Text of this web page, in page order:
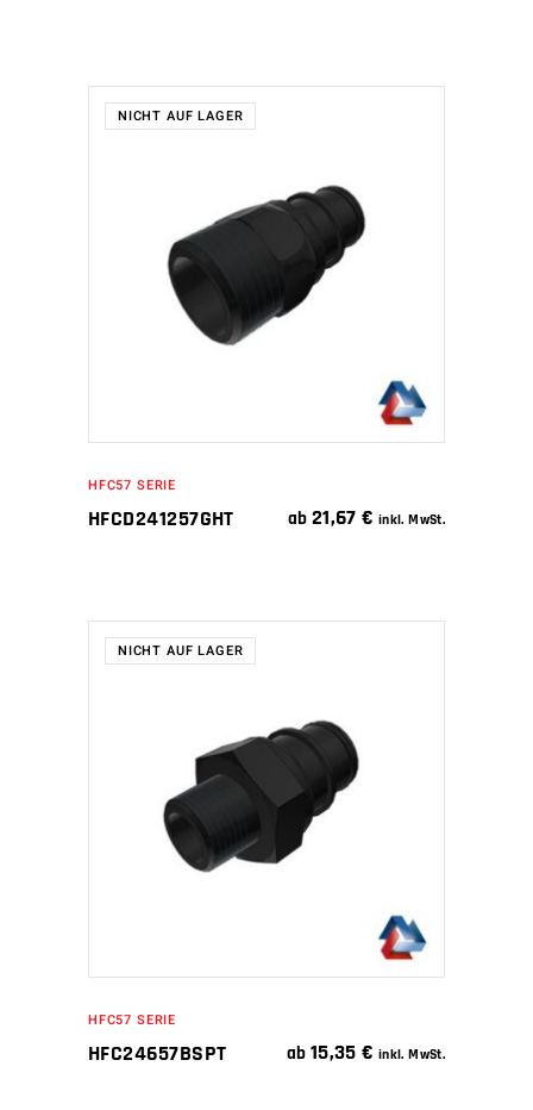
NICHT AUF LAGER
WEITERLESEN
HFC57 SERIE
HFCD241257GHT ab 21,67€ inkl. MwSt.
NICHT AUF LAGER
WEITERLESEN
HFC57 SERIE
HFC24657BSPT ab 15,35€ inkl. MwSt.